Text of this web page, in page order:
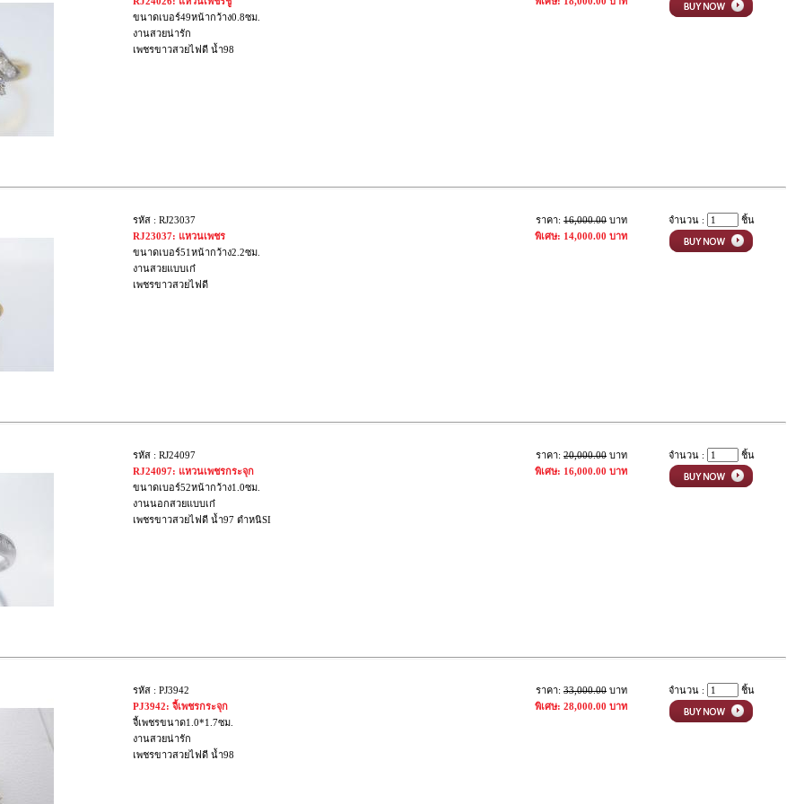
ขนาดเบอร์49หน้ากว้าง0.8ซม.
งานสวยน่ารัก
เพชรขาวสวยไฟดี น้ำ98
รหัส : RJ23037
RJ23037: แหวนเพชร
ขนาดเบอร์51หน้ากว้าง2.2ซม.
งานสวยแบบเก๋
เพชรขาวสวยไฟดี
ราคา: 16,000.00 บาท
พิเศษ: 14,000.00 บาท
จำนวน : ชิ้น
รหัส : RJ24097
RJ24097: แหวนเพชรกระจุก
ขนาดเบอร์52หน้ากว้าง1.0ซม.
งานนอกสวยแบบเก๋
เพชรขาวสวยไฟดี น้ำ97 ตำหนิSI
ราคา: 20,000.00 บาท
พิเศษ: 16,000.00 บาท
จำนวน : ชิ้น
รหัส : PJ3942
PJ3942: จี้เพชรกระจุก
จี้เพชรขนาด1.0*1.7ซม.
งานสวยน่ารัก
เพชรขาวสวยไฟดี น้ำ98
ราคา: 33,000.00 บาท
พิเศษ: 28,000.00 บาท
จำนวน : ชิ้น